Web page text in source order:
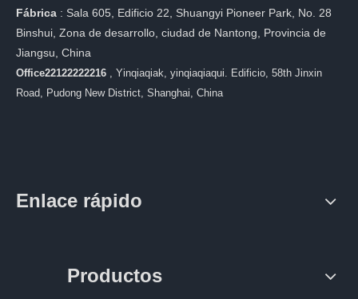
Fábrica : Sala 605, Edificio 22, Shuangyi Pioneer Park, No. 28
Binshui, Zona de desarrollo, ciudad de Nantong, Provincia de
Jiangsu, China
Office22122222216 , Yinqiaqiak, yinqiaqiaqui. Edificio, 58th Jinxin
Road, Pudong New District, Shanghai, China
Enlace rápido
Productos